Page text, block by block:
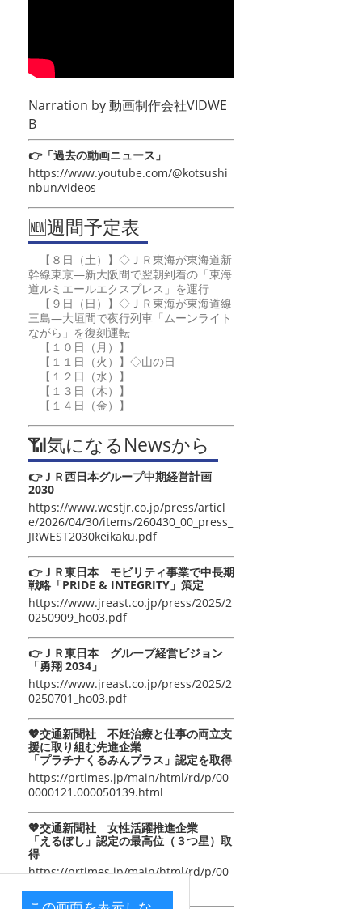
Narration by動画制作会社VIDWE
B
👉「過去の動画ニュース」
https://www.youtube.com/@kotsushi
nbun/videos
🆕週間予定表
【８日（土）】◇ＪＲ東海が東海道新
幹線東京―新大阪間で翌朝到着の「東海
道ルミエールエクスプレス」を運行
【９日（日）】◇ＪＲ東海が東海道線
三島―大垣間で夜行列車「ムーンライト
ながら」を復刻運転
【１０日（月）】
【１１日（火）】◇山の日
【１２日（水）】
【１３日（木）】
【１４日（金）】
📶気になるNewsから
👉ＪＲ西日本グループ中期経営計画
2030
https://www.westjr.co.jp/press/articl
e/2026/04/30/items/260430_00_press_
JRWEST2030keikaku.pdf
👉ＪＲ東日本 モビリティ事業で中長期
戦略「PRIDE & INTEGRITY」策定
https://www.jreast.co.jp/press/2025/2
0250909_ho03.pdf
👉ＪＲ東日本 グループ経営ビジョン
「勇翔 2034」
https://www.jreast.co.jp/press/2025/2
0250701_ho03.pdf
💖交通新聞社 不妊治療と仕事の両立支
援に取り組む先進企業
「プラチナくるみんプラス」認定を取得
https://prtimes.jp/main/html/rd/p/00
0000121.000050139.html
💖交通新聞社 女性活躍推進企業
「えるぼし」認定の最高位（３つ星）取
得
https://prtimes.jp/main/html/rd/p/00